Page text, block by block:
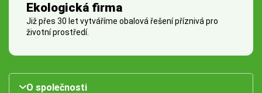
Ekologická firma
Již přes 30 let vytváříme obalová řešení příznivá pro
životní prostředí.
O společnosti